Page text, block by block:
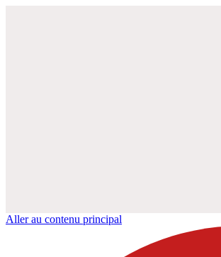
Aller au contenu principal